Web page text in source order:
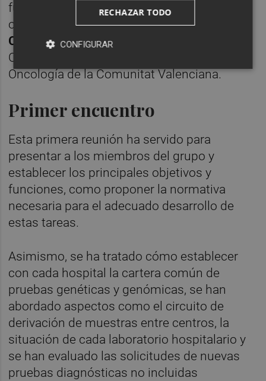
fundamental en patologías
oncohematológicas, ha manifestado
Camps, responsable de la Estrategia del
Cáncer y de la Medicina de Precisión en
Oncología de la Comunitat Valenciana.
Primer encuentro
Esta primera reunión ha servido para
presentar a los miembros del grupo y
establecer los principales objetivos y
funciones, como proponer la normativa
necesaria para el adecuado desarrollo de
estas tareas.
Asimismo, se ha tratado cómo establecer
con cada hospital la cartera común de
pruebas genéticas y genómicas, se han
abordado aspectos como el circuito de
derivación de muestras entre centros, la
situación de cada laboratorio hospitalario y
se han evaluado las solicitudes de nuevas
pruebas diagnósticas no incluidas
RECHAZAR TODO
CONFIGURAR